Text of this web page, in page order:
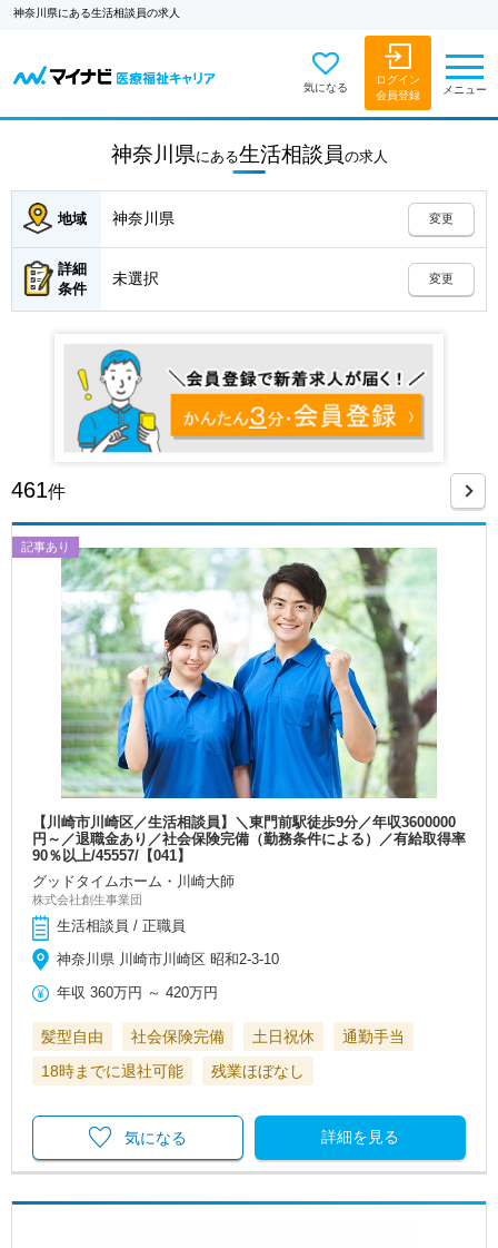
神奈川県にある生活相談員の求人
気になる
ログイン
会員登録
メニュー
神奈川県にある生活相談員の求人
地域 神奈川県 変更
詳細
条件
未選択 変更
461件
記事あり
【川崎市川崎区／生活相談員】＼東門前駅徒歩9分／年収3600000
円～／退職金あり／社会保険完備（勤務条件による）／有給取得率
90％以上/45557/【041】
グッドタイムホーム・川崎大師
株式会社創生事業団
生活相談員 / 正職員
神奈川県 川崎市川崎区 昭和2-3-10
年収 360万円 ～420万円
髪型自由 社会保険完備 土日祝休
通勤手当
18時までに退社可能
残業ほぼなし
詳細を見る
気になる